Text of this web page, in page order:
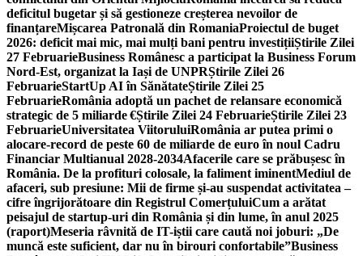
deficitul bugetar și să gestioneze creșterea nevoilor de
finanțareMișcarea Patronală din RomaniaProiectul de buget
2026: deficit mai mic, mai mulți bani pentru investițiiȘtirile Zilei
27 FebruarieBusiness Românesc a participat la Business Forum
Nord-Est, organizat la Iași de UNPRȘtirile Zilei 26
FebruarieStartUp AI în SănătateȘtirile Zilei 25
FebruarieRomânia adoptă un pachet de relansare economică
strategic de 5 miliarde €Știrile Zilei 24 FebruarieȘtirile Zilei 23
FebruarieUniversitatea ViitoruluiRomânia ar putea primi o
alocare-record de peste 60 de miliarde de euro în noul Cadru
Financiar Multianual 2028-2034Afacerile care se prăbușesc în
România. De la profituri colosale, la faliment iminentMediul de
afaceri, sub presiune: Mii de firme și-au suspendat activitatea –
cifre îngrijorătoare din Registrul ComerțuluiCum a arătat
peisajul de startup-uri din România și din lume, în anul 2025
(raport)Meseria râvnită de IT-iștii care caută noi joburi: „De
muncă este suficient, dar nu în birouri confortabile”Business